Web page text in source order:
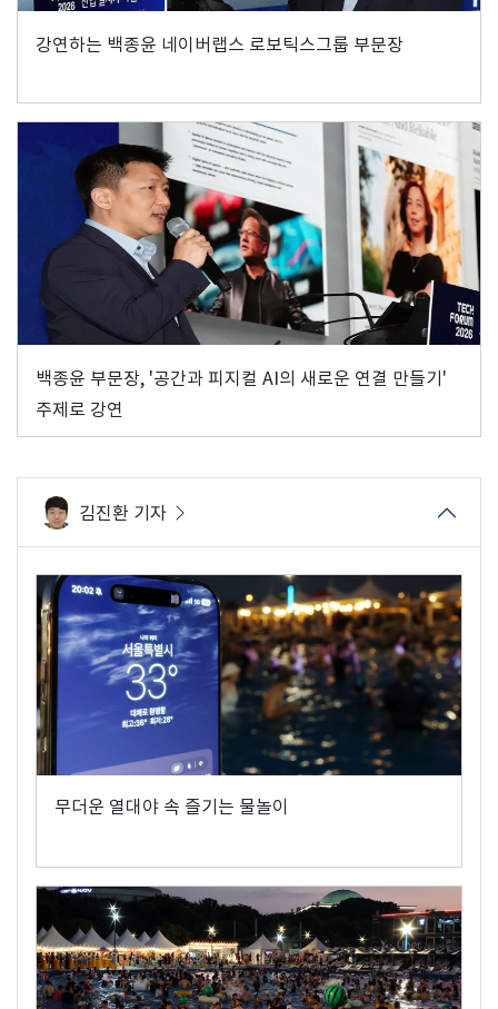
강연하는 백종윤 네이버랩스 로보틱스그룹 부문장
백종윤 부문장, '공간과 피지컬 AI의 새로운 연결 만들기'
주제로 강연
김진환 기자
무더운 열대야 속 즐기는 물놀이